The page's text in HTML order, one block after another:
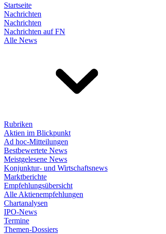
Startseite
Nachrichten
Nachrichten
Nachrichten auf FN
Alle News
Rubriken
Aktien im Blickpunkt
Ad hoc-Mitteilungen
Bestbewertete News
Meistgelesene News
Konjunktur- und Wirtschaftsnews
Marktberichte
Empfehlungsübersicht
Alle Aktienempfehlungen
Chartanalysen
IPO-News
Termine
Themen-Dossiers